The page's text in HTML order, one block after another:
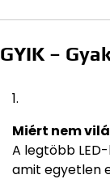
GYIK –
Miért nem
A legtöbb
amit egyetlen